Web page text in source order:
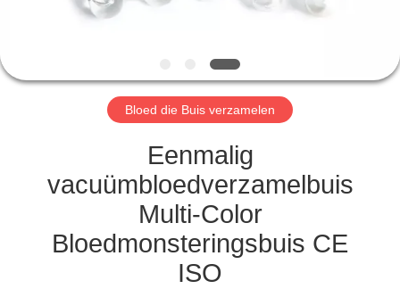
VERZOEK
CITAAT
SITEMAP
Bloed die Buis verzamelen
Eenmalig
vacuümbloedverzamelbuis
Multi-Color
Bloedmonsteringsbuis CE
ISO